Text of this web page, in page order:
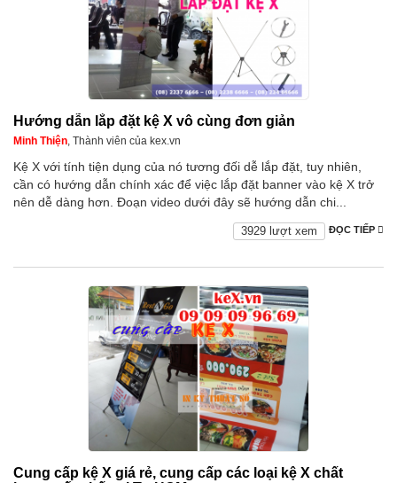
Hướng dẫn lắp đặt kệ X vô cùng đơn giản
Minh Thiện, Thành viên của kex.vn
Kệ X với tính tiện dụng của nó tương đối dễ lắp đặt, tuy nhiên,
cần có hướng dẫn chính xác để việc lắp đặt banner vào kệ X trở
nên dễ dàng hơn. Đoạn video dưới đây sẽ hướng dẫn chi...
ĐỌC TIẾP
3929 lượt xem
Cung cấp kệ X giá rẻ, cung cấp các loại kệ X chất